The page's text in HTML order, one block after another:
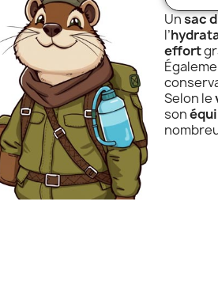
Unsac
l’
effort
Selon le
son